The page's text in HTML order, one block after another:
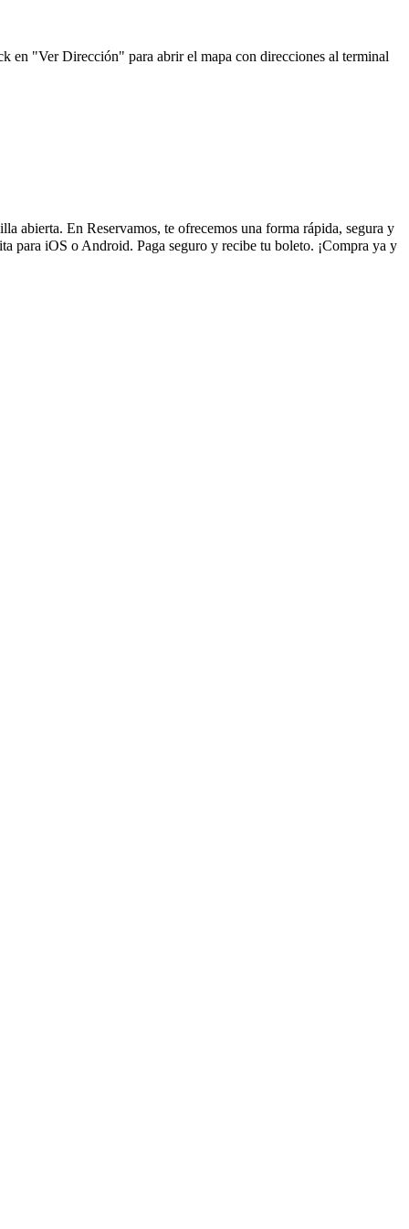
en "Ver Dirección" para abrir el mapa con direcciones al terminal
abierta. En Reservamos, te ofrecemos una forma rápida, segura y
para iOS o Android. Paga seguro y recibe tu boleto. ¡Compra ya y